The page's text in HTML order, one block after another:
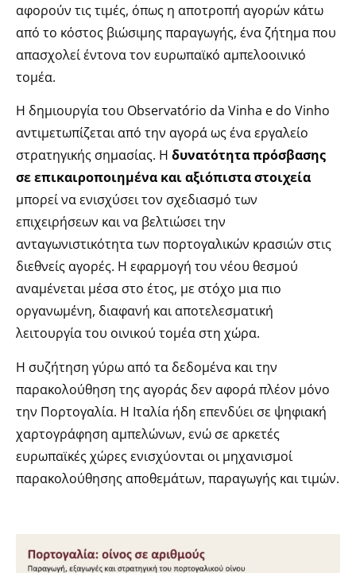
αφορούν τις τιμές, όπως η αποτροπή αγορών κάτω
από το κόστος βιώσιμης παραγωγής, ένα ζήτημα που
απασχολεί έντονα τον ευρωπαϊκό αμπελοοινικό
τομέα.
Η δημιουργία του Observatório da Vinha e do Vinho
αντιμετωπίζεται από την αγορά ως ένα εργαλείο
στρατηγικής σημασίας. Η δυνατότητα πρόσβασης
σε επικαιροποιημένα και αξιόπιστα στοιχεία
μπορεί να ενισχύσει τον σχεδιασμό των
επιχειρήσεων και να βελτιώσει την
ανταγωνιστικότητα των πορτογαλικών κρασιών στις
διεθνείς αγορές. Η εφαρμογή του νέου θεσμού
αναμένεται μέσα στο έτος, με στόχο μια πιο
οργανωμένη, διαφανή και αποτελεσματική
λειτουργία του οινικού τομέα στη χώρα.
Η συζήτηση γύρω από τα δεδομένα και την
παρακολούθηση της αγοράς δεν αφορά πλέον μόνο
την Πορτογαλία. Η Ιταλία ήδη επενδύει σε ψηφιακή
χαρτογράφηση αμπελώνων, ενώ σε αρκετές
ευρωπαϊκές χώρες ενισχύονται οι μηχανισμοί
παρακολούθησης αποθεμάτων, παραγωγής και τιμών.